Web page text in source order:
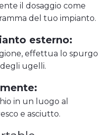
il dosaggio come
del tuo impianto.
esterno:
effettua lo spurgo
ugelli.
in un luogo al
e asciutto.